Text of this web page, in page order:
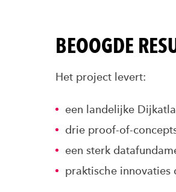
BEOOGDE
Het project levert:
een landelijke
drie proof-of-
een sterk
praktische innovaties